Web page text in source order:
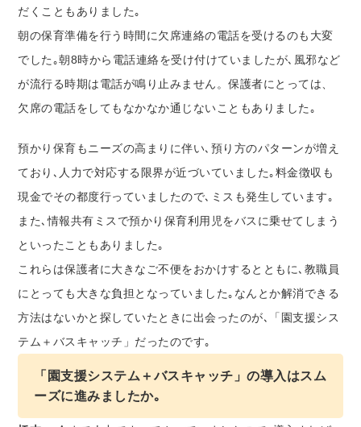
だくこともありました｡
朝の保育準備を行う時間に欠席連絡の電話を受けるのも大変
でした｡朝8時から電話連絡を受け付けていましたが､風邪など
が流行る時期は電話が鳴り止みません。保護者にとっては、
欠席の電話をしてもなかなか通じないこともありました｡
預かり保育もニーズの高まりに伴い､預り方のパターンが増え
ており､人力で対応する限界が近づいていました｡料金徴収も
現金でその都度行っていましたので､ミスも発生しています｡
また､情報共有ミスで預かり保育利用児をバスに乗せてしまう
といったこともありました｡
これらは保護者に大きなご不便をおかけするとともに､教職員
にとっても大きな負担となっていました｡なんとか解消できる
方法はないかと探していたときに出会ったのが､「園支援シス
テム＋バスキャッチ」だったのです｡
「園支援システム＋バスキャッチ」の導入はスム
ーズに進みましたか｡